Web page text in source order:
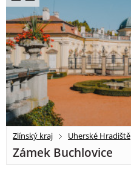
Zlínský kraj Uherské Hradiště
Zámek Buchlovice